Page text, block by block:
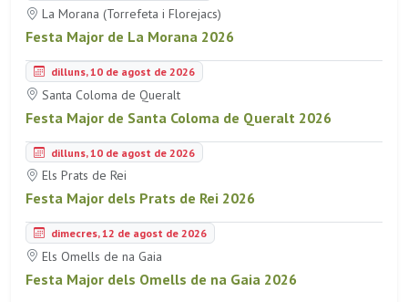
La Morana (Torrefeta i Florejacs)
Festa Major de La Morana 2026
dilluns, 10 de agost de 2026
Santa Coloma de Queralt
Festa Major de Santa Coloma de Queralt 2026
dilluns, 10 de agost de 2026
Els Prats de Rei
Festa Major dels Prats de Rei 2026
dimecres, 12 de agost de 2026
Els Omells de na Gaia
Festa Major dels Omells de na Gaia 2026